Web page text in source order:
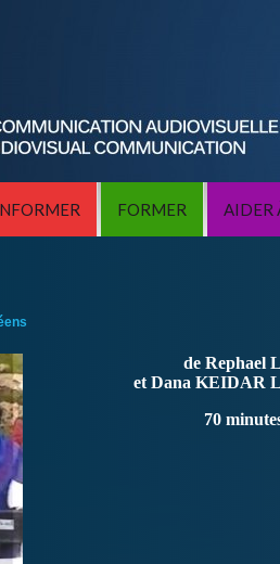
FORMER AIDER
de Rephael
et Dana KEIDAR
70